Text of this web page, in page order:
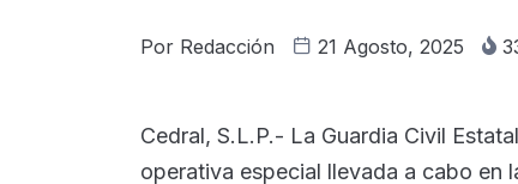
Por Redacción 21 Agosto, 2025
Cedral, S.L.P.- La Guardia Civil
operativa especial llevada a cabo en